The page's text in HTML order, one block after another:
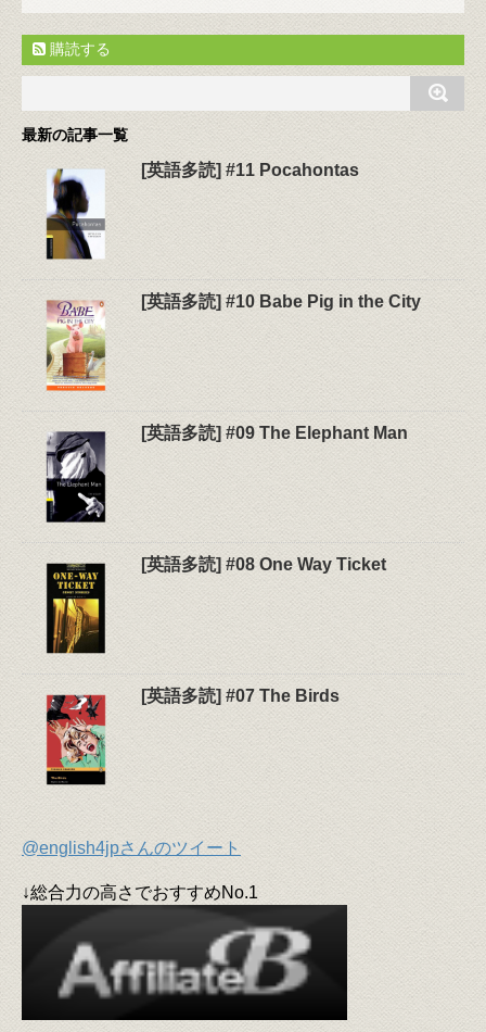
購読する
最新の記事一覧
[英語多読] #11 Pocahontas
[英語多読] #10 Babe Pig in the City
[英語多読] #09 The Elephant Man
[英語多読] #08 One Way Ticket
[英語多読] #07 The Birds
@english4jpさんのツイート
↓総合力の高さでおすすめNo.1